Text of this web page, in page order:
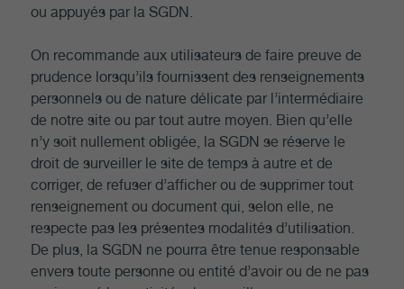
ou appuyés par la SGDN.
On recommande aux utilisateurs de faire preuve de
prudence lorsqu’ils fournissent des renseignements
personnels ou de nature délicate par l’intermédiaire
de notre site ou par tout autre moyen. Bien qu’elle
n’y soit nullement obligée, la SGDN se réserve le
droit de surveiller le site de temps à autre et de
corriger, de refuser d’afficher ou de supprimer tout
renseignement ou document qui, selon elle, ne
respecte pas les présentes modalités d’utilisation.
De plus, la SGDN ne pourra être tenue responsable
envers toute personne ou entité d’avoir ou de ne pas